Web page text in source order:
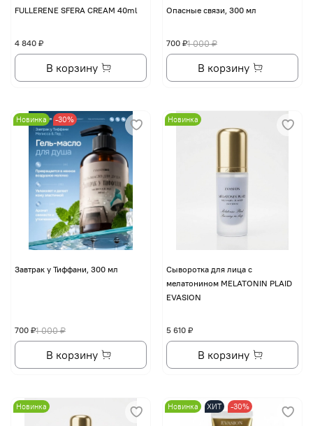
FULLERENE SFERA CREAM 40ml
4 840 ₽
В корзину
Опасные связи, 300 мл
1 000 ₽
700 ₽
В корзину
Новинка -30%
Завтрак у Тиффани, 300 мл
1 000 ₽
700 ₽
В корзину
Новинка
Сыворотка для лица с
мелатонином MELATONIN PLAID
EVASION
5 610 ₽
В корзину
Новинка Новинка ХИТ -30%